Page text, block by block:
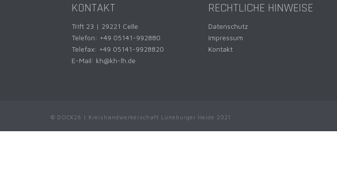
KONTAKT
Trift 23 | 29221 Celle
Telefon: +49 05141-992880
Telefax: +49 05141-9928820
E-Mail: kh@kh-lh.de
RECHTLICHE HINWEISE
Datenschutz
Impressum
Kontakt
© DOCK26 | Kreishandwerkerschaft Lüneburger Heide 2021